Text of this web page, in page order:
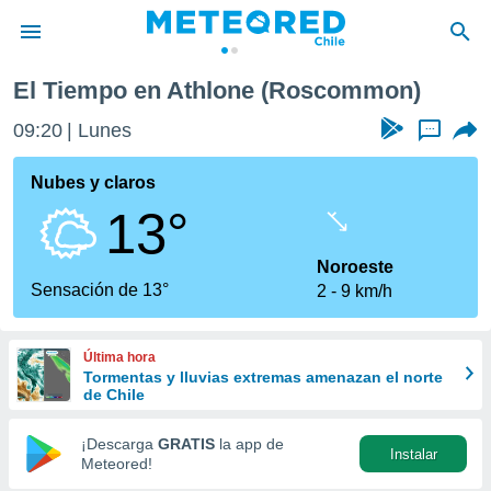
de
por
que se
calidad.
a este
las
y
forma
digital
basada
El Tiempo en Athlone (Roscommon)
09:20 Lunes ...
Nubes y claros
13°
Sensación de 13°
Noroeste
2
9 km/h
Última hora
Tormentas y lluvias extremas amenazan el norte
de Chile
¡Descarga GRATIS la app de
Meteored!
Instalar